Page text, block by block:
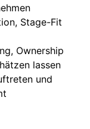
Stage-Fit
Ownership
lassen
und